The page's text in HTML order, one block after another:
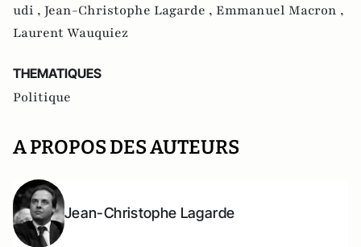
udi , Jean-Christophe Lagarde , Emmanuel Macron ,
Laurent Wauquiez
THEMATIQUES
Politique
A PROPOS DES AUTEURS
Jean-Christophe Lagarde